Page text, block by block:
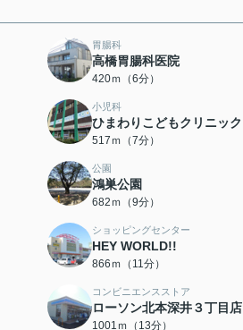
胃腸科
高橋胃腸科医院
420ｍ（6分）
小児科
ひまわりこどもクリニック
517ｍ（7分）
公園
鴻巣公園
682ｍ（9分）
ショッピングセンター
HEY WORLD!!
866ｍ（11分）
コンビニエンスストア
ローソン北本深井３丁目店
1001ｍ（13分）